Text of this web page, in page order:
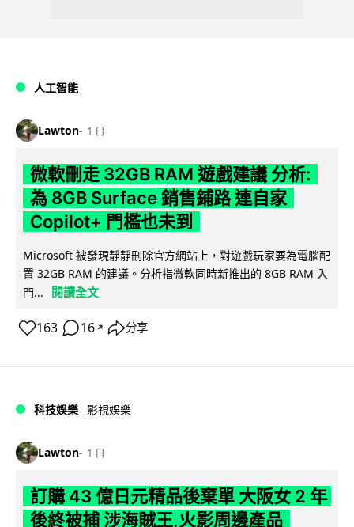
人工智能
Lawton 1 日
微軟刪走 32GB RAM 遊戲建議 分析:
為 8GB Surface 銷售鋪路 連自家
Copilot+ 門檻也未到
Microsoft 被發現靜靜刪除官方網站上，對遊戲玩家要為電腦配
置 32GB RAM 的建議。分析指微軟同時新推出的 8GB RAM 入
門...
閱讀全文
163 16 ↗ 分享
科技娛樂 影視娛樂
Lawton 1 日
訂購 43 億日元精品後棄單 大阪女 2 年
後終被捕 涉海賊王,火影周邊產品